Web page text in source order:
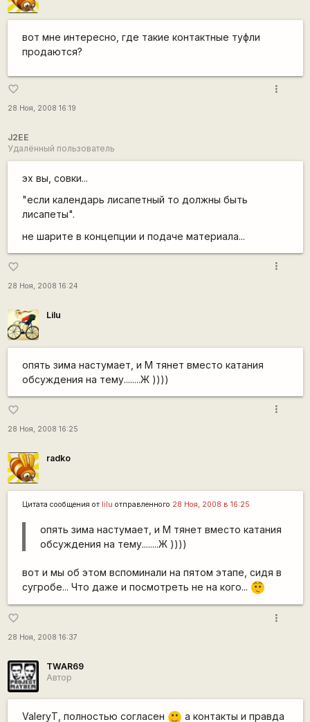
вот мне интересно, где такие контактные туфли
продаются?
favorite_border
28 Ноя, 2008 16:19
more_vert
J2EE
Удалённый пользователь
эх вы, совки...
"если календарь лисапетный то должны быть
лисапеты".
не шарите в концепции и подаче материала...
favorite_border
28 Ноя, 2008 16:24
more_vert
Lilu
опять зима настумает, и М тянет вместо катания
обсуждения на тему........Ж ))))
favorite_border
28 Ноя, 2008 16:25
more_vert
radko
Цитата сообщения от lilu отправленного 28 Ноя, 2008 в 16:25
опять зима настумает, и М тянет вместо катания
обсуждения на тему........Ж ))))
вот и мы об этом вспоминали на пятом этапе, сидя в
сугробе... Что даже и посмотреть не на кого... :-/
favorite_border
28 Ноя, 2008 16:37
more_vert
TWAR69
Автор
ValeryT, полностью согласен :) а контакты и правда